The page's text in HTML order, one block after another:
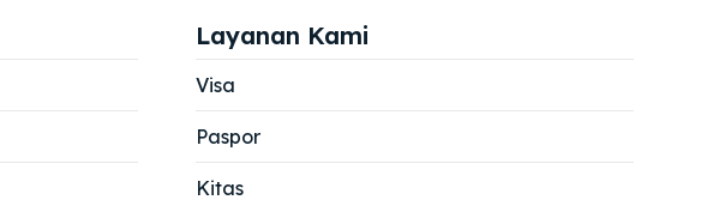
Cari
Cari
Layanan Kami
Visa
Paspor
Kitas